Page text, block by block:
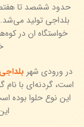
حدود ششصد تا
بلداجی تولید
خواستگاه ان در
در ورودی شهربلداجی
است، گردنه‌ای با
این نوع حلوا